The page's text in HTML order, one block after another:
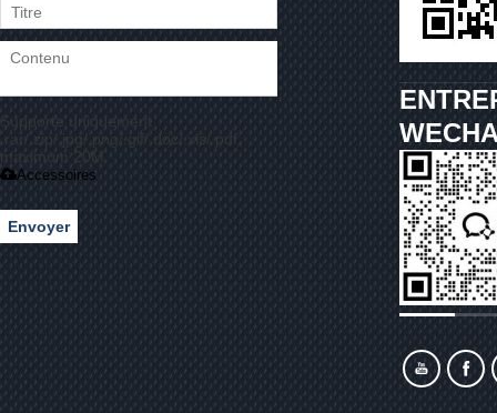
Supporte uniquement
.rar/.zip/.jpg/.png/.gif/.doc/.xls/.pdf,
maximum 20M
Accessoires
Envoyer